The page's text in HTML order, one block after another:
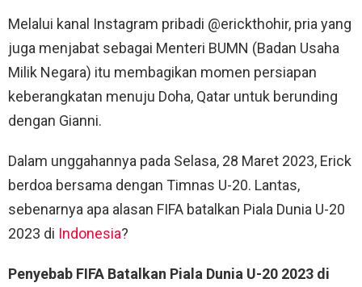
Melalui kanal Instagram pribadi @erickthohir, pria yang
juga menjabat sebagai Menteri BUMN (Badan Usaha
Milik Negara) itu membagikan momen persiapan
keberangkatan menuju Doha, Qatar untuk berunding
dengan Gianni.
Dalam unggahannya pada Selasa, 28 Maret 2023, Erick
berdoa bersama dengan Timnas U-20. Lantas,
sebenarnya apa alasan FIFA batalkan Piala Dunia U-20
2023 di Indonesia?
Penyebab FIFA Batalkan Piala Dunia U-20 2023 di